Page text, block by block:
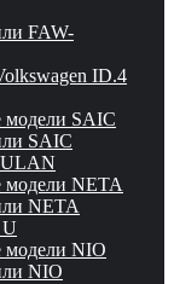
FAW-
ID.4
модели SAIC
SAIC
модели NETA
NETA
модели NIO
NIO